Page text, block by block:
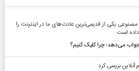
یکی از قدیمی‌ترین عادت‌های ما در اینترنت را
است
می‌دهد؛ چرا کلیک کنیم؟
بررسی کرد